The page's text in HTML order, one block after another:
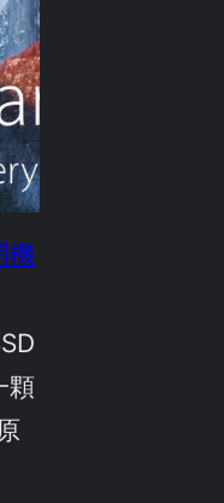
機
顆